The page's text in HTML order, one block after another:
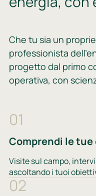
Che tu sia un
professionista
progetto dal primo
operativa, con
01
Comprendi le tue
Visite sul campo,
ascoltando i tuoi
02